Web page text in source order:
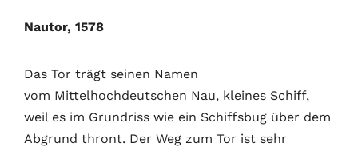
Nautor, 1578
Das Tor trägt seinen Namen
vom Mittelhochdeutschen Nau, kleines Schiff,
weil es im Grundriss wie ein Schiffsbug über dem
Abgrund thront. Der Weg zum Tor ist sehr